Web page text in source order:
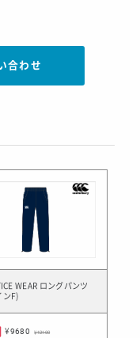
合わせ
WEAR ロングパンツ
ンF)
¥9680 ¥12100